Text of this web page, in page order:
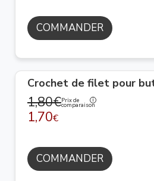
COMMANDER
Crochet de filet pour
1,80€Prix de
comparaison
1,70€
COMMANDER